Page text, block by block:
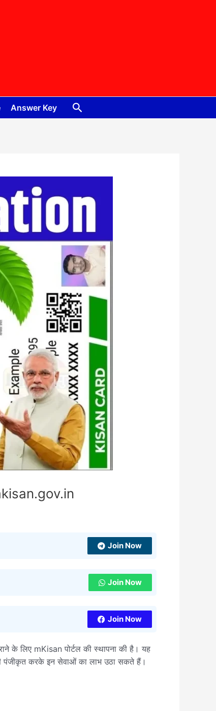
Answer Key Search
Join Now
Join Now
Join Now
के लिए mKisan पोर्टल की स्थापना की है। यह
पंजीकृत करके इन सेवाओं का लाभ उठा सकते हैं।